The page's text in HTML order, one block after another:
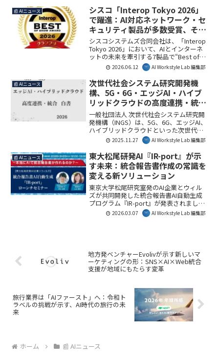
ける生成AIの活用可能性について深く議
論される予定です。
📰 AIニュース
シスコ「Interop Tokyo 2026」
で躍進：AI対応ネットワーク・セ
キュリティ製品が多数受賞、その
全貌を解説
シスコシステムズ合同会社は、「Interop
Tokyo 2026」において、AIとインターネ
ットの未来を牽引する7製品で“Best of
Show Award”グランプリを受賞しまし
た。ネットワークインフラからセキュリ
ティ、産業ネットワークまで多岐にわた
る受賞製品は、AI時代の新たなビジネス
課題解決に貢献する革新的な技術を示し
ています。本記事では、受賞製品の具体
的な機能とビジネスにおける活用可能性
について詳しく解説しています。
2026.06.12 AI Workstyle Lab 編集部
📰 AIニュース
次世代社会システム研究開発機
構、5G・6G・エッジAI・ハイブ
リッドクラウドの高度連携・統合
を詳述した白書2026年版を発刊
一般社団法人 次世代社会システム研究開
発機構（INGS）は、5G、6G、エッジAI、
ハイブリッドクラウドといった次世代技
術の高度連携と統合に関する戦略的意思
決定を支援する『5G ・6G・エッジAI・ハ
イブリッドクラウド高度連携・統合白書
2026年版』の発刊を発表しました。本白
書は、131のテクノロジー領域を網羅し、
7つの主要産業におけるビジネス価値創出
を具体的に提示しています。
2025.11.27 AI Workstyle Lab 編集部
📰 AIニュース
東大松尾研発AI『IR-port』が示
す未来：統合報告書作成の常識を
変える新ソリューション
東京大学松尾研究室発のAI企業とウィル
ズが共同開発した統合報告書AI自動生成
プログラム『IR-port』が発表されまし
た。これは、リソースやノウハウ不足で
統合報告書発行に踏み出せない企業の課
与える影響に注目しています。
2026.03.07 AI Workstyle Lab 編集部
地方発ベンチャーEvolivが示す新しいマ
ーケティングの形：SNS×AI×Web統合
支援が地域にもたらす変革
旅行業界は「AIファースト」へ：令和ト
ラベルの挑戦が示す、AI時代の旅行の未
来
ホーム 📰 AIニュース